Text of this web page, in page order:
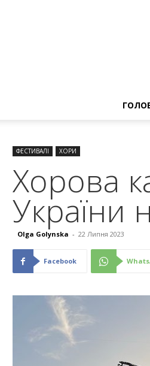
ФЕСТИВАЛІ ХОРИ
Хорова
України
Olga Golynska - 22 Липня 2023
Facebook